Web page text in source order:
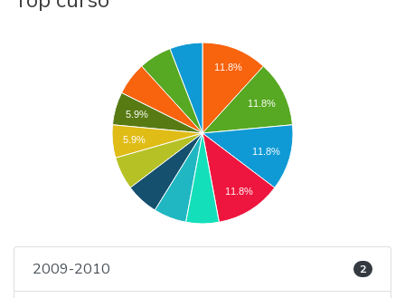
11.8%
11.8%
11.8%
11.8%
5.9%
5.9%
2009-2010 2